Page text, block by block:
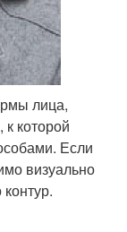
лица,
которой
Если
визуально